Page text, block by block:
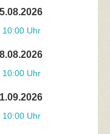
10:00 Uhr
10:00 Uhr
10:00 Uhr